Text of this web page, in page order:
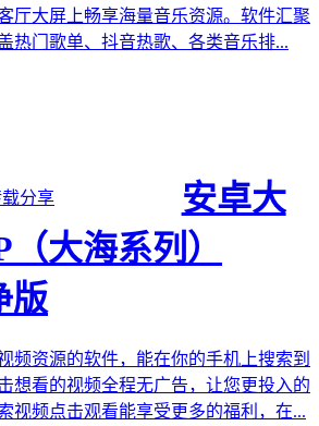
厅大屏上畅享海量音乐资源。软件汇聚
热门歌单、抖音热歌、各类音乐排...
分享
安卓大
大海系列）
版
频资源的软件，能在你的手机上搜索到
想看的视频全程无广告，让您更投入的
视频点击观看能享受更多的福利，在...